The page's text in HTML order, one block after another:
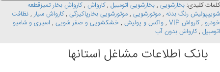
کلمات کلیدی: بخارشویی , بخارشویی اتومبیل ,کارواش ,کارواش بخار تمیزقطعه
شوییپولیش رنگ بدنه , موتورشویی , موتورشویی بخارپاکیزگی ,کارواش سیار , نظافت
خودرو ,کارواش VIP , واکس و پولیش , خشکشویی و صفر شویی , اسپری و شامپو
اتومبیل ,کارواش بدون آب
بانک اطلاعات مشاغل استانها